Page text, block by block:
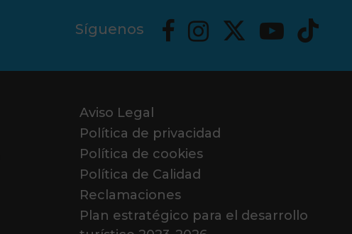
Síguenos
Aviso Legal
Política de privacidad
Política de cookies
Política de Calidad
Reclamaciones
Plan estratégico para el desarrollo